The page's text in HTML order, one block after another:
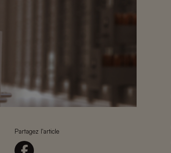
Partagez l'article